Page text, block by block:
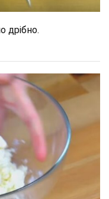
дрібно.